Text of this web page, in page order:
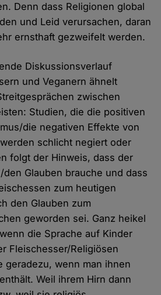
Denn dass Religionen global
und Leid verursachen, daran
ernsthaft gezweifelt werden.
Diskussionsverlauf
und Veganern ähnelt
zwischen
Studien, die die positiven
die negativen Effekte von
schlicht negiert oder
folgt der Hinweis, dass der
Glauben brauche und dass
zum heutigen
den Glauben zum
geworden sei. Ganz heikel
die Sprache auf Kinder
Fleischesser/Religiösen
geradezu, wenn man ihnen
Weil ihrem Hirn dann